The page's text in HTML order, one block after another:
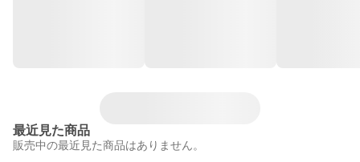
最近見た商品
販売中の最近見た商品はありません。